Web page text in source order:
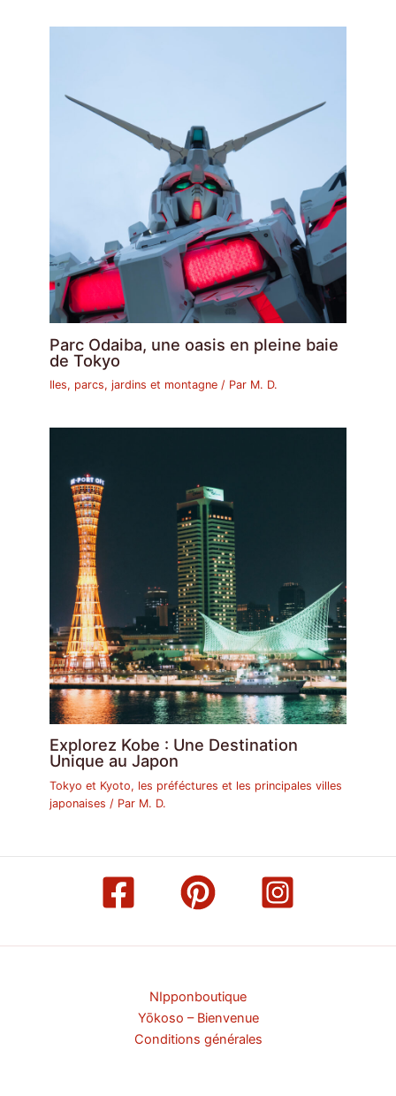
Parc Odaiba, une oasis en pleine baie
de Tokyo
Iles, parcs, jardins et montagne / Par M. D.
Explorez Kobe : Une Destination
Unique au Japon
Tokyo et Kyoto, les préféctures et les principales villes
japonaises / Par M. D.
NIpponboutique
Yōkoso – Bienvenue
Conditions générales